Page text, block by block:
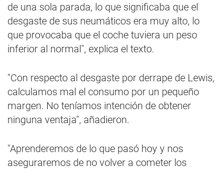
de una sola parada, lo que significaba que el
desgaste de sus neumáticos era muy alto, lo
que provocaba que el coche tuviera un peso
inferior al normal", explica el texto.
"Con respecto al desgaste por derrape de Lewis,
calculamos mal el consumo por un pequeño
margen. No teníamos intención de obtener
ninguna ventaja", añadieron.
"Aprenderemos de lo que pasó hoy y nos
aseguraremos de no volver a cometer los